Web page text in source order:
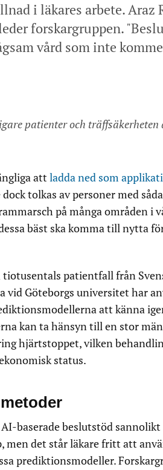
i läkares arbete. Araz
forskargruppen.
vård som inte
patienter och
attladda ned som
tolkas av personer med
på många områden i
bäst ska komma till nytta
tiotusentals patientfall från
vid Göteborgs universitet har
att känna
kan ta hänsyn till en stor
hjärtstoppet, vilken
status.
baserade beslutstöd
det står läkare fritt att
prediktionsmodeller.